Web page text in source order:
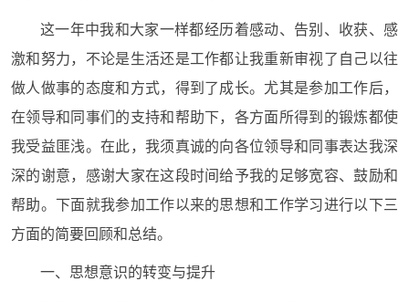
这一年中我和大家一样都经历着感动、告别、收获、感
激和努力，不论是生活还是工作都让我重新审视了自己以往
做人做事的态度和方式，得到了成长。尤其是参加工作后，
在领导和同事们的支持和帮助下，各方面所得到的锻炼都使
我受益匪浅。在此，我须真诚的向各位领导和同事表达我深
深的谢意，感谢大家在这段时间给予我的足够宽容、鼓励和
帮助。下面就我参加工作以来的思想和工作学习进行以下三
方面的简要回顾和总结。
一、思想意识的转变与提升